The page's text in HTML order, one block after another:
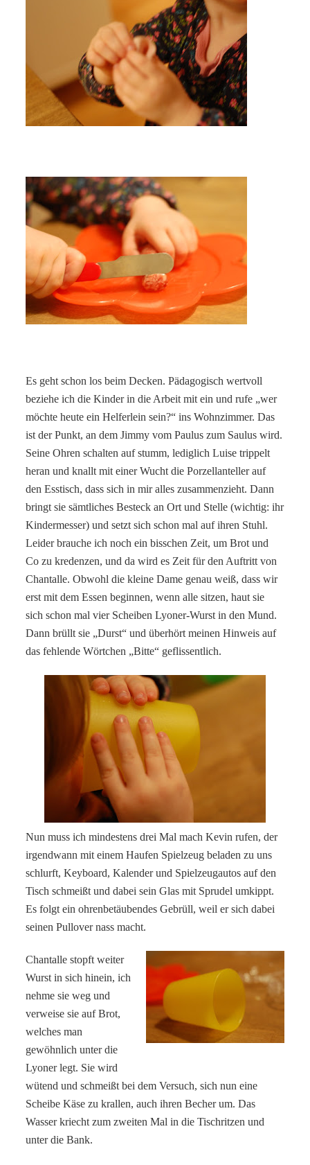
Es geht schon los beim Decken. Pädagogisch wertvoll
beziehe ich die Kinder in die Arbeit mit ein und rufe „wer
möchte heute ein Helferlein sein?“ ins Wohnzimmer. Das
ist der Punkt, an dem Jimmy vom Paulus zum Saulus wird.
Seine Ohren schalten auf stumm, lediglich Luise trippelt
heran und knallt mit einer Wucht die Porzellanteller auf
den Esstisch, dass sich in mir alles zusammenzieht. Dann
bringt sie sämtliches Besteck an Ort und Stelle (wichtig: ihr
Kindermesser) und setzt sich schon mal auf ihren Stuhl.
Leider brauche ich noch ein bisschen Zeit, um Brot und
Co zu kredenzen, und da wird es Zeit für den Auftritt von
Chantalle. Obwohl die kleine Dame genau weiß, dass wir
erst mit dem Essen beginnen, wenn alle sitzen, haut sie
sich schon mal vier Scheiben Lyoner-Wurst in den Mund.
Dann brüllt sie „Durst“ und überhört meinen Hinweis auf
das fehlende Wörtchen „Bitte“ geflissentlich.
Nun muss ich mindestens drei Mal mach Kevin rufen, der
irgendwann mit einem Haufen Spielzeug beladen zu uns
schlurft, Keyboard, Kalender und Spielzeugautos auf den
Tisch schmeißt und dabei sein Glas mit Sprudel umkippt.
Es folgt ein ohrenbetäubendes Gebrüll, weil er sich dabei
seinen Pullover nass macht.
Chantalle stopft weiter
Wurst in sich hinein, ich
nehme sie weg und
verweise sie auf Brot,
welches man
gewöhnlich unter die
Lyoner legt. Sie wird
wütend und schmeißt bei dem Versuch, sich nun eine
Scheibe Käse zu krallen, auch ihren Becher um. Das
Wasser kriecht zum zweiten Mal in die Tischritzen und
unter die Bank.